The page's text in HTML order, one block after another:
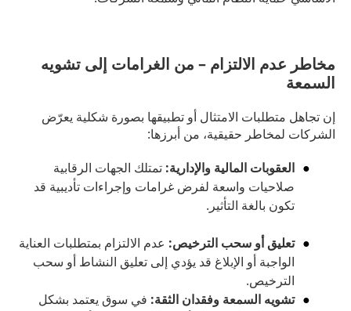
مخاطر عدم الالتزام – من الغرامات إلى تشويه
السمعة
إن تجاهل متطلبات الامتثال أو تطبيقها بصورة شكلية يعرّض
الشركات لمخاطر حقيقية، من أبرزها:
العقوبات المالية والإدارية: تمتلك الجهات الرقابية
صلاحيات واسعة لفرض غرامات وإجراءات تأديبية قد
تكون بالغة التأثير.
تعليق أو سحب الترخيص: عدم الالتزام بمتطلبات العناية
الواجبة أو الإبلاغ قد يؤدي إلى تعليق النشاط أو سحب
الترخيص.
تشويه السمعة وفقدان الثقة: في سوق يعتمد بشكل